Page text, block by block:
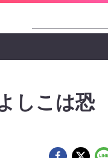
しこは恐